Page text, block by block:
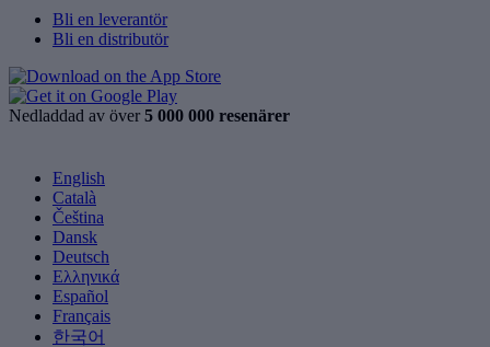
Bli en leverantör
Bli en distributör
Nedladdad av över 5 000 000 resenärer
English
Català
Čeština
Dansk
Deutsch
Ελληνικά
Español
Français
한국어